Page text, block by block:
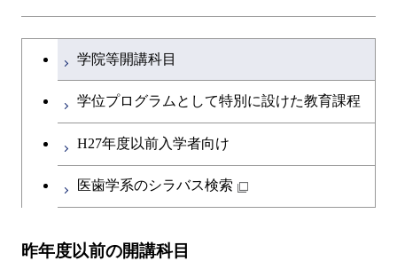
原子核工学コース
ース
原子核工学コース
コース
ライフエンジニアリングコ
ース
エンジニアリングデザイン
コース
原子核工学コース
知能情報コース
ライフエンジニアリングコ
ース
コース
都市・環境学コース
コース
都市・環境学コース
開閉
エネルギーコース
エンジニアリングデザイン
社会・人間科学コース
イノベーション科学系
イノベーション科学コース
技術経営専門職学位課程
開閉
技術経営専門職学位課程
専門科目
文系教養科目
英語科目
第二外国語科目
キャリア科目
大学院課程を切り替える
学院等開講科目
学位プログラムとして特別に設けた教育課程
H27年度以前入学者向け
医歯学系のシラバス検索
昨年度以前の開講科目